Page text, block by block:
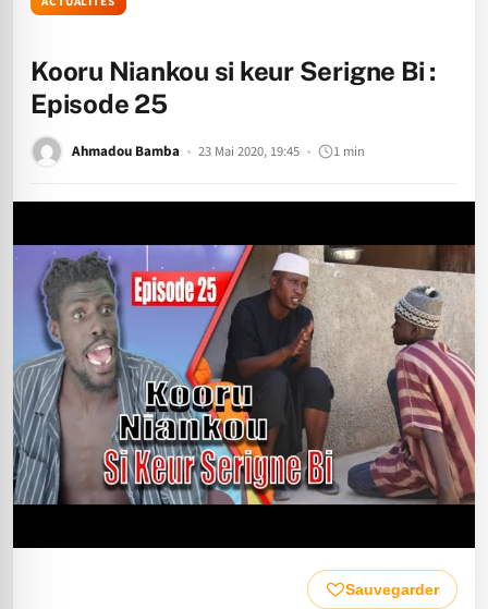
Kooru Niankou si keur Serigne Bi :
Episode 25
Ahmadou Bamba 23 Mai 2020, 19:45 1 min
Sauvegarder